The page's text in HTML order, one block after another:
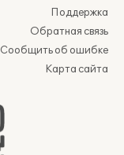
Поддержка
Обратная связь
Сообщить об ошибке
Карта сайта